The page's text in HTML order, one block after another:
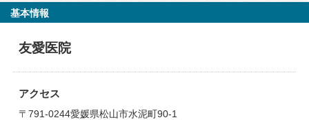
基本情報
友愛医院
アクセス
〒791-0244愛媛県松山市水泥町90-1